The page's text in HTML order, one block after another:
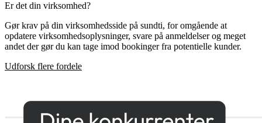
Er det din virksomhed?
Gør krav på din virksomhedsside på sundti, for omgående at
opdatere virksomhedsoplysninger, svare på anmeldelser og meget
andet der gør du kan tage imod bookinger fra potentielle kunder.
Udforsk flere fordele